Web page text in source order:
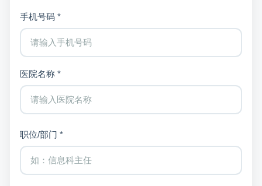
手机号码 *
医院名称 *
职位/部门 *